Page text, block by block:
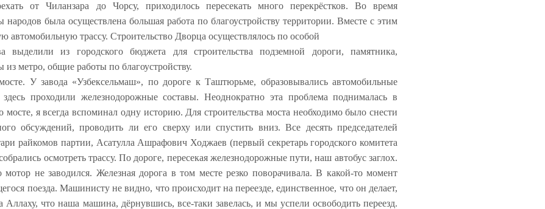
от Чиланзара до Чорсу, приходилось пересекать много перекрёстков. Во время
была осуществлена большая работа по благоустройству территории. Вместе с этим
автомобильную трассу. Строительство Дворца осуществлялось по особой
выделили из городского бюджета для строительства подземной дороги, памятника,
метро, общие работы по благоустройству.
У завода «Узбексельмаш», по дороге к Таштюрьме, образовывались автомобильные
проходили железнодорожные составы. Неоднократно эта проблема поднималась в
я всегда вспоминал одну историю. Для строительства моста необходимо было снести
обсуждений, проводить ли его сверху или спустить вниз. Все десять председателей
райкомов партии, Асатулла Ашрафович Ходжаев (первый секретарь городского комитета
осмотреть трассу. По дороге, пересекая железнодорожные пути, наш автобус заглох.
мотор не заводился. Железная дорога в том месте резко поворачивала. В какой-то момент
поезда. Машинисту не видно, что происходит на переезде, единственное, что он делает,
Аллаху, что наша машина, дёрнувшись, все-таки завелась, и мы успели освободить переезд.